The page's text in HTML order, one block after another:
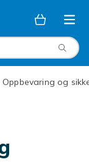
Oppbevaring og